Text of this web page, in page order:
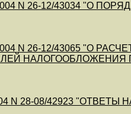
N 26-12/43034 "О
N 26-12/43065 "О
НАЛОГООБЛОЖЕНИЯ
N 28-08/42923